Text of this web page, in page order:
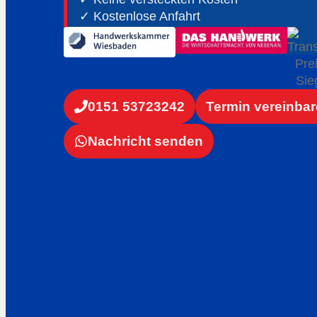
✓ Kostenlose Anfahrt
✓ ⁠24h Notdienst an 365 Tagen
0151 53723242 Termin
Nachricht senden